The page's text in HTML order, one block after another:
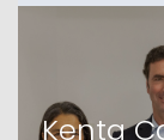
Kenta